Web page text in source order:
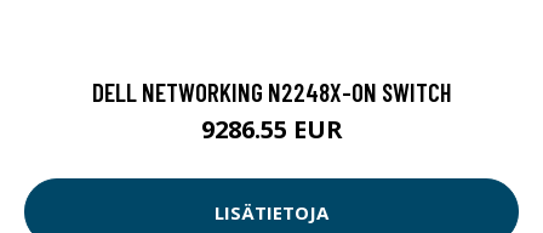
DELL NETWORKING N2248X-ON SWITCH
9286.55 EUR
LISÄTIETOJA